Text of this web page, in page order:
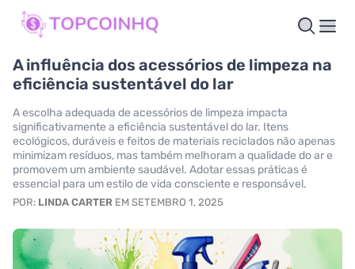
A influência dos acessórios de limpeza na
eficiência sustentável do lar
A escolha adequada de acessórios de limpeza impacta
significativamente a eficiência sustentável do lar. Itens
ecológicos, duráveis e feitos de materiais reciclados não apenas
minimizam resíduos, mas também melhoram a qualidade do ar e
promovem um ambiente saudável. Adotar essas práticas é
essencial para um estilo de vida consciente e responsável.
POR: LINDA CARTER EM SETEMBRO 1, 2025